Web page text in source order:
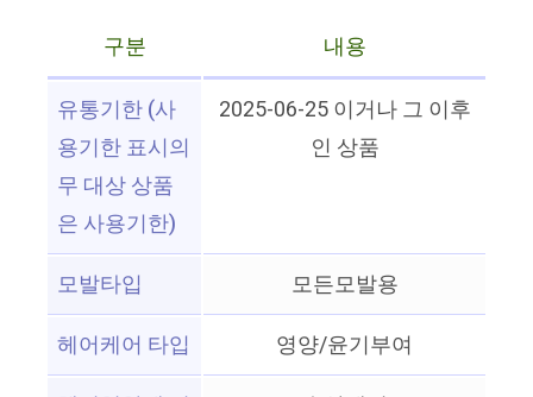
구분
내용
유통기한 (사
용기한 표시의
무 대상 상품
은 사용기한)
2025-06-25 이거나 그 이후
인 상품
모발타입
모든모발용
헤어케어 타입
영양/윤기부여